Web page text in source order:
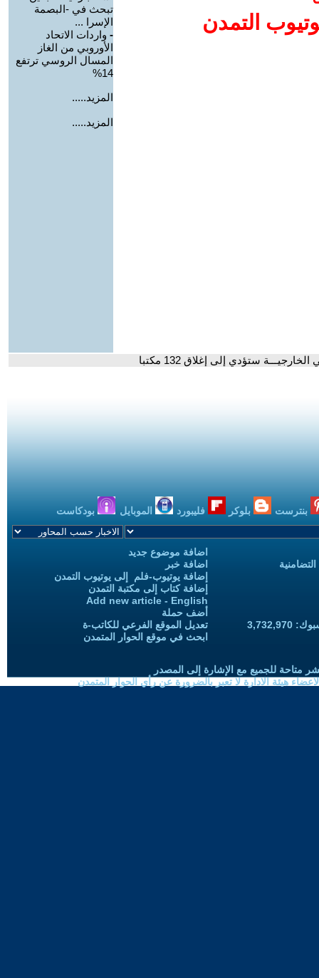
التمدن
تبحث في -البصمة
الإسرا ...
- واردات الاتحاد
الأوروبي من الغاز
المسال الروسي ترتفع
14%
المزيد.....
المزيد.....
ستؤدي إلى إغلاق 132 مكتبا
بنترست بلوكر فليبورد الموبايل بودكاست
اضافة موضوع جديد
اضافة خبر
إضافة يوتيوب-فلم إلى يوتيوب التمدن
إضافة كتاب إلى مكتبة التمدن
Add new article - English
أضف حملة
تعديل الموقع الفرعي للكاتب-ة
ابحث في موقع الحوار المتمدن
متاحة للجميع مع الإشارة إلى المصدر
هيئة الادارة لا تعبر بالضرورة عن رأي الحوار المتمدن